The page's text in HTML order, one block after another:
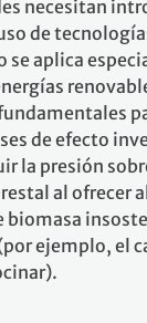
necesitan
de
se aplica
de efecto
la presión
al ofrecer
biomasa
ejemplo, el